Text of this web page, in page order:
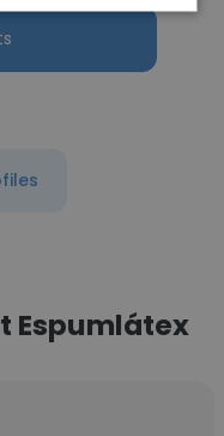
Espumlátex